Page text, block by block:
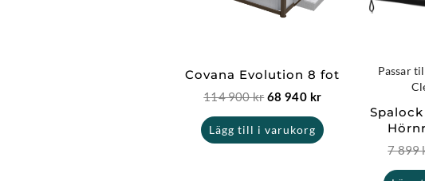
Covana Evolution 8 fot
114 900kr 68 940 kr
Lägg till i varukorg
Passar
Spalock
7 899